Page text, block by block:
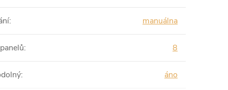
: manuálna
: 8
: áno